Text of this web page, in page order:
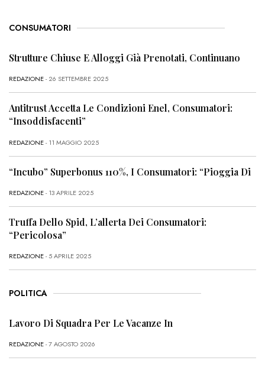
CONSUMATORI
Strutture Chiuse E Alloggi Già Prenotati, Continuano
REDAZIONE- 26 SETTEMBRE 2025
Antitrust Accetta Le Condizioni Enel, Consumatori:
“Insoddisfacenti”
REDAZIONE- 11 MAGGIO 2025
“Incubo” Superbonus 110%, I Consumatori: “Pioggia Di
REDAZIONE- 13 APRILE 2025
Truffa Dello Spid, L’allerta Dei Consumatori:
“Pericolosa”
REDAZIONE- 5 APRILE 2025
POLITICA
Lavoro Di Squadra Per Le Vacanze In
REDAZIONE- 7 AGOSTO 2026